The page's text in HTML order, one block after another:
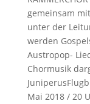
gemeinsam
unter der
werden
Austropop-
Chormusik
Mai 2018 / 20